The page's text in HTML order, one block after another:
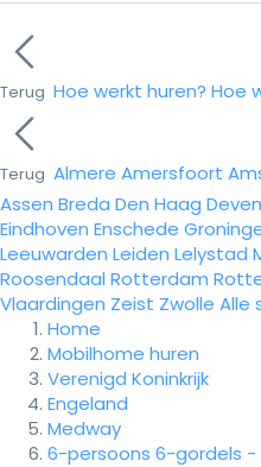
Terug Hoe werkt huren? Hoe
Terug Almere Amersfoort
Assen Breda Den Haag
Eindhoven Enschede
Leeuwarden Leiden Lelystad
Roosendaal Rotterdam
Vlaardingen Zeist Zwolle Alle
Home
Mobilhome huren
Verenigd Koninkrijk
Engeland
Medway
6-persoons 6-gordels